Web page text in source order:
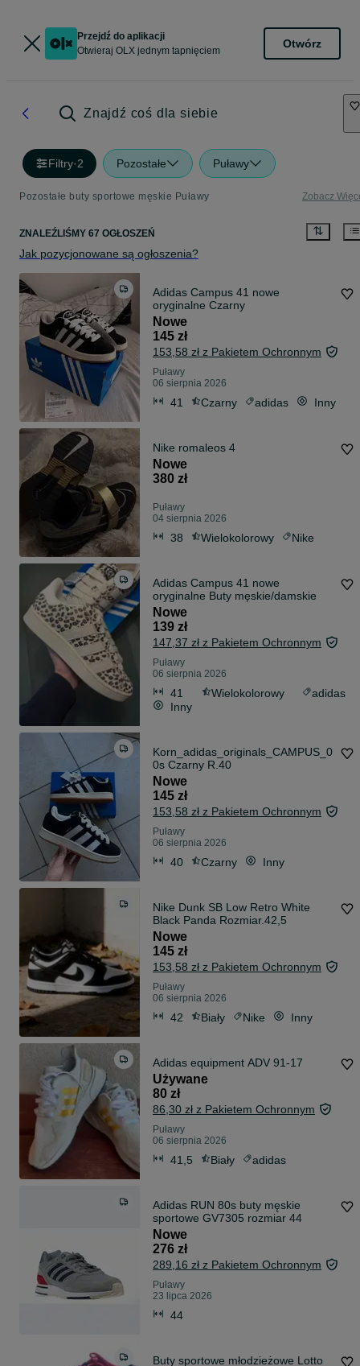
Przejdź do aplikacji
Otwieraj OLX jednym tapnięciem
Otwórz
Znajdź coś dla siebie
Filtry·2 Pozostałe Puławy
Pozostałe buty sportowe męskie Puławy Zobacz
ZNALEŹLIŚMY 67 OGŁOSZEŃ
Jak pozycjonowane są ogłoszenia?
Adidas Campus 41 nowe
oryginalne Czarny
Nowe
145 zł
153,58 zł z Pakietem Ochronnym
Puławy
06 sierpnia 2026
41 Czarny adidas Inny
Nike romaleos 4
Nowe
380 zł
Puławy
04 sierpnia 2026
38 Wielokolorowy Nike
Adidas Campus 41 nowe
oryginalne Buty męskie/damskie
Nowe
139 zł
147,37 zł z Pakietem Ochronnym
Puławy
06 sierpnia 2026
41 Wielokolorowy
adidas
Inny
Korn_adidas_originals_CAMPUS_0
0s Czarny R.40
Nowe
145 zł
153,58 zł z Pakietem Ochronnym
Puławy
06 sierpnia 2026
40 Czarny Inny
Nike Dunk SB Low Retro White
Black Panda Rozmiar.42,5
Nowe
145 zł
153,58 zł z Pakietem Ochronnym
Puławy
06 sierpnia 2026
42 Biały Nike Inny
Adidas equipment ADV 91-17
Używane
80 zł
86,30 zł z Pakietem Ochronnym
Puławy
06 sierpnia 2026
41,5 Biały adidas
Adidas RUN 80s buty męskie
sportowe GV7305 rozmiar 44
Nowe
276 zł
289,16 zł z Pakietem Ochronnym
Puławy
23 lipca 2026
44
Buty sportowe młodzieżowe Lotto